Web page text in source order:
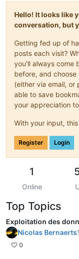
Hello! It looks like
conversation, but
Getting fed up of
posts each visit?
you'll always come
before, and
(either via email, or
able to save
your appreciation
With your input,
Register Login
1
Online
Top Topics
Exploitation des
Nicolas Bernaerts
0